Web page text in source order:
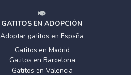
GATITOS EN ADOPCIÓN
Adoptar gatitos en España
Gatitos en Madrid
Gatitos en Barcelona
Gatitos en Valencia